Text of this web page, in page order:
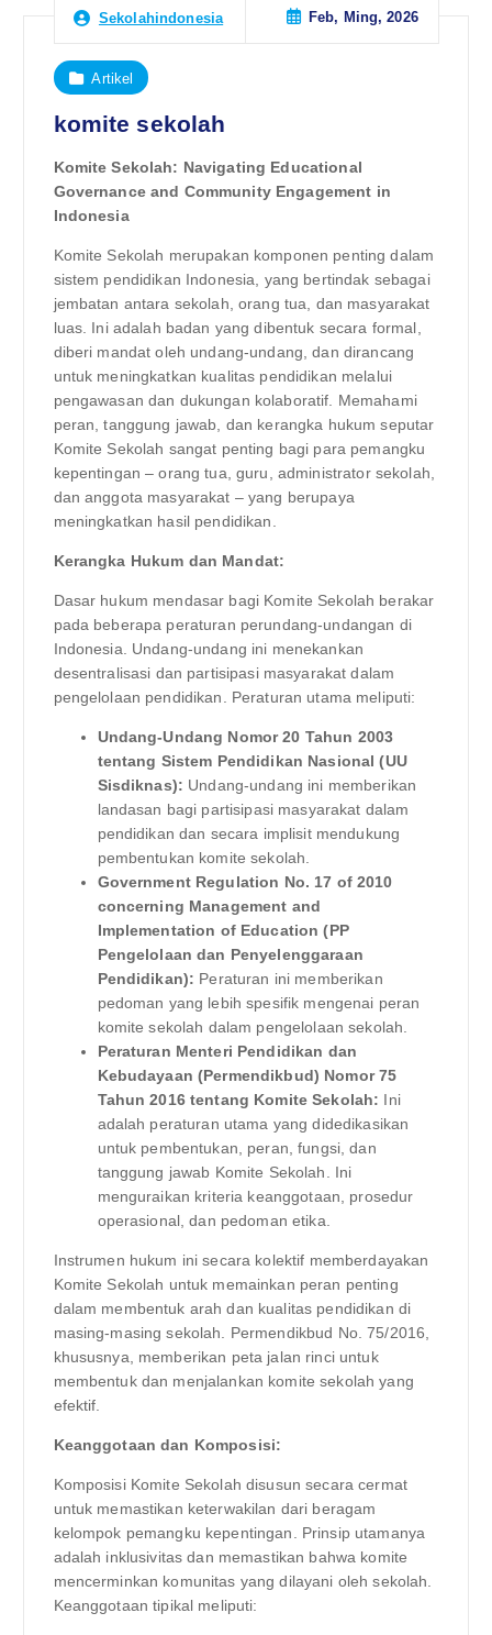
Sekolahindonesia Feb, Ming, 2026
Artikel
komite sekolah
Komite Sekolah: Navigating Educational
Governance and Community Engagement in
Indonesia
Komite Sekolah merupakan komponen penting dalam
sistem pendidikan Indonesia, yang bertindak sebagai
jembatan antara sekolah, orang tua, dan masyarakat
luas. Ini adalah badan yang dibentuk secara formal,
diberi mandat oleh undang-undang, dan dirancang
untuk meningkatkan kualitas pendidikan melalui
pengawasan dan dukungan kolaboratif. Memahami
peran, tanggung jawab, dan kerangka hukum seputar
Komite Sekolah sangat penting bagi para pemangku
kepentingan – orang tua, guru, administrator sekolah,
dan anggota masyarakat – yang berupaya
meningkatkan hasil pendidikan.
Kerangka Hukum dan Mandat:
Dasar hukum mendasar bagi Komite Sekolah berakar
pada beberapa peraturan perundang-undangan di
Indonesia. Undang-undang ini menekankan
desentralisasi dan partisipasi masyarakat dalam
pengelolaan pendidikan. Peraturan utama meliputi:
Undang-Undang Nomor 20 Tahun 2003
tentang Sistem Pendidikan Nasional (UU
Sisdiknas): Undang-undang ini memberikan
landasan bagi partisipasi masyarakat dalam
pendidikan dan secara implisit mendukung
pembentukan komite sekolah.
Government Regulation No. 17 of 2010
concerning Management and
Implementation of Education (PP
Pengelolaan dan Penyelenggaraan
Pendidikan): Peraturan ini memberikan
pedoman yang lebih spesifik mengenai peran
komite sekolah dalam pengelolaan sekolah.
Peraturan Menteri Pendidikan dan
Kebudayaan (Permendikbud) Nomor 75
Tahun 2016 tentang Komite Sekolah: Ini
adalah peraturan utama yang didedikasikan
untuk pembentukan, peran, fungsi, dan
tanggung jawab Komite Sekolah. Ini
menguraikan kriteria keanggotaan, prosedur
operasional, dan pedoman etika.
Instrumen hukum ini secara kolektif memberdayakan
Komite Sekolah untuk memainkan peran penting
dalam membentuk arah dan kualitas pendidikan di
masing-masing sekolah. Permendikbud No. 75/2016,
khususnya, memberikan peta jalan rinci untuk
membentuk dan menjalankan komite sekolah yang
efektif.
Keanggotaan dan Komposisi:
Komposisi Komite Sekolah disusun secara cermat
untuk memastikan keterwakilan dari beragam
kelompok pemangku kepentingan. Prinsip utamanya
adalah inklusivitas dan memastikan bahwa komite
mencerminkan komunitas yang dilayani oleh sekolah.
Keanggotaan tipikal meliputi: